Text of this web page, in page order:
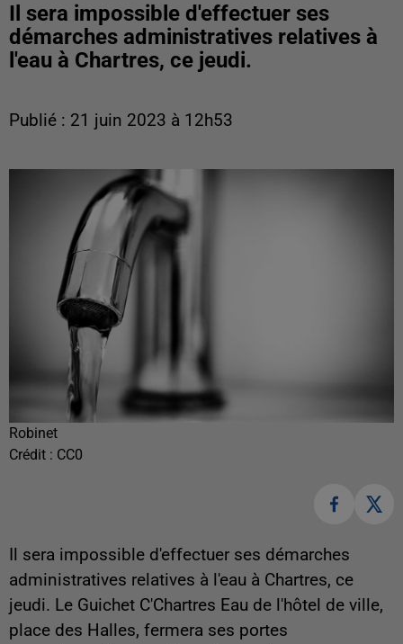
Il sera impossible d'effectuer ses
démarches administratives relatives à
l'eau à Chartres, ce jeudi.
Publié : 21 juin 2023 à 12h53
Robinet
Crédit : CC0
Il sera impossible d'effectuer ses démarches
administratives relatives à l'eau à Chartres, ce
jeudi. Le Guichet C'Chartres Eau de l'hôtel de ville,
place des Halles, fermera ses portes